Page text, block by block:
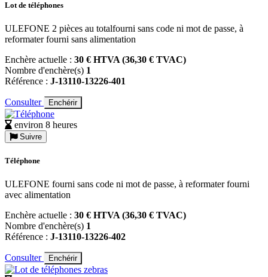
Lot de téléphones
ULEFONE 2 pièces au totalfourni sans code ni mot de passe, à
reformater fourni sans alimentation
Enchère actuelle : 30 € HTVA (36,30 € TVAC)
Nombre d'enchère(s) 1
Référence : J-13110-13226-401
Consulter Enchérir
environ 8 heures
Suivre
Téléphone
ULEFONE fourni sans code ni mot de passe, à reformater fourni
avec alimentation
Enchère actuelle : 30 € HTVA (36,30 € TVAC)
Nombre d'enchère(s) 1
Référence : J-13110-13226-402
Consulter Enchérir